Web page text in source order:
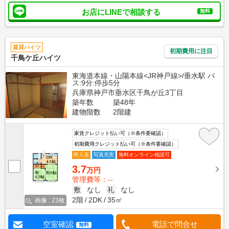
お店にLINEで相談する 無料
賃貸ハイツ
千鳥ケ丘ハイツ
初期費用に注目
東海道本線・山陽本線<JR神戸線>/垂水駅 バ
ス:9分:停歩5分
兵庫県神戸市垂水区千鳥が丘3丁目
築年数
築48年
建物階数
2階建
画像 : 23枚
家賃クレジット払い可（※条件要確認）
初期費用クレジット払い可（※条件要確認）
即入居
写真充実 無料オンライン相談可
3.7万円
管理費等：--
敷
なし 礼
なし
2階
2DK 35㎡
空室確認 無料 電話で問合せ